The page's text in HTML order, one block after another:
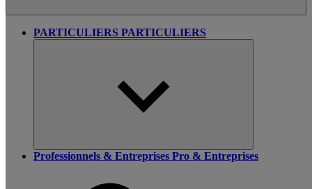
PARTICULIERS PARTICULIERS
Professionnels & Entreprises Pro & Entreprises